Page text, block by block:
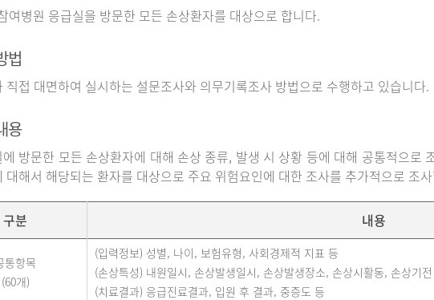
여병원 응급실을 방문한 모든 손상환자를 대상으로 합니다.
법
직접 대면하여 실시하는 설문조사와 의무기록조사 방법으로 수행하고 있습니다.
용
방문한 모든 손상환자에 대해 손상 종류, 발생 시 상황 등에 대해 공통적으로
대해서 해당되는 환자를 대상으로 주요 위험요인에 대한 조사를 추가적으로 조
구분 내용
통항목
(60개)
(입력정보) 성별, 나이, 보험유형, 사회경제적 지표 등
(손상특성) 내원일시, 손상발생일시, 손상발생장소, 손상시활동, 손상기
(치료결과) 응급진료결과, 입원 후 결과, 중증도 등